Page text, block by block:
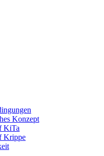
Konzept
KiTa
Krippe